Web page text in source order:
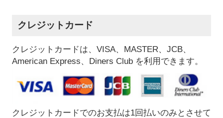
クレジットカード
クレジットカードは、VISA、MASTER、JCB、
American Express、Diners Club を利用できます。
クレジットカードでのお支払は1回払いのみとさせて